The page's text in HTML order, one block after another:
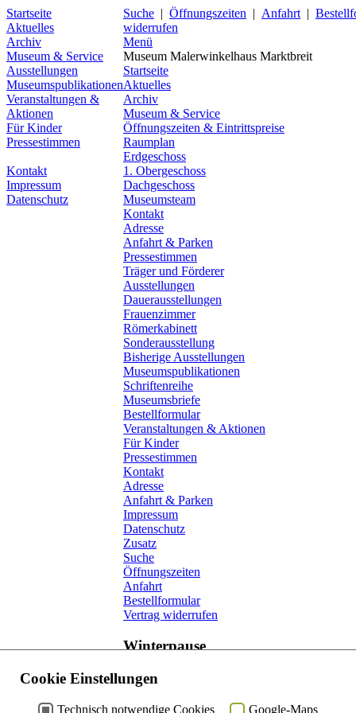
Startseite
Aktuelles
Archiv
Museum & Service
Ausstellungen
Museumspublikationen
Veranstaltungen &
Aktionen
Für Kinder
Pressestimmen
Kontakt
Impressum
Datenschutz
Suche | Öffnungszeiten | Anfahrt |
widerrufen
Menü
Museum Malerwinkelhaus Marktbreit
Startseite
Aktuelles
Archiv
Museum & Service
Öffnungszeiten & Eintrittspreise
Raumplan
Erdgeschoss
1. Obergeschoss
Dachgeschoss
Museumsteam
Kontakt
Adresse
Anfahrt & Parken
Pressestimmen
Träger und Förderer
Ausstellungen
Dauerausstellungen
Frauenzimmer
Römerkabinett
Sonderausstellung
Bisherige Ausstellungen
Museumspublikationen
Schriftenreihe
Museumsbriefe
Bestellformular
Veranstaltungen & Aktionen
Für Kinder
Pressestimmen
Kontakt
Adresse
Anfahrt & Parken
Impressum
Datenschutz
Zusatz
Suche
Öffnungszeiten
Anfahrt
Bestellformular
Vertrag widerrufen
Winterpause
bis 18.03.2015
Cookie Einstellungen
Technisch notwendige Cookies Google-Maps